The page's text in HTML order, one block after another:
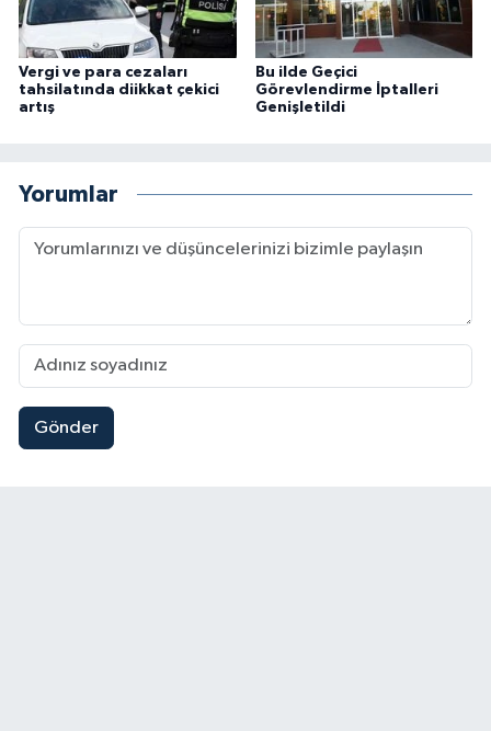
Vergi ve para cezaları
tahsilatında diikkat çekici
artış
Bu ilde Geçici
Görevlendirme İptalleri
Genişletildi
Yorumlar
Gönder